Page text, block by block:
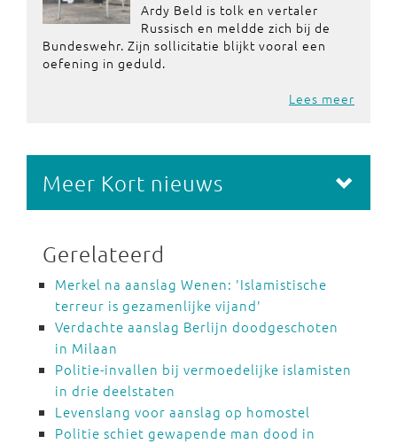
Ardy Beld is tolk en vertaler
Russisch en meldde zich bij de
Bundeswehr. Zijn sollicitatie blijkt vooral een
oefening in geduld.
Lees meer
Meer Kort nieuws
Gerelateerd
Merkel na aanslag Wenen: 'Islamistische
terreur is gezamenlijke vijand'
Verdachte aanslag Berlijn doodgeschoten
in Milaan
Politie-invallen bij vermoedelijke islamisten
in drie deelstaten
Levenslang voor aanslag op homostel
Politie schiet gewapende man dood in